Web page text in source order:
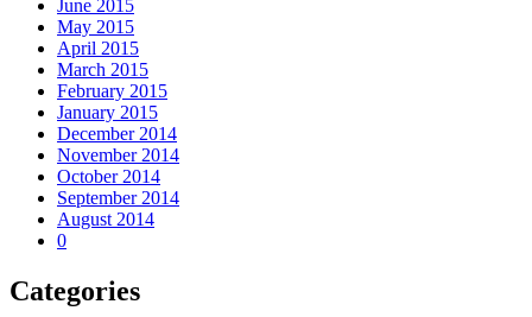
June 2015
May 2015
April 2015
March 2015
February 2015
January 2015
December 2014
November 2014
October 2014
September 2014
August 2014
0
Categories